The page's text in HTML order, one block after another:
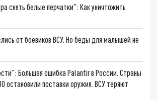
снять белые перчатки": Как уничтожить
от боевиков ВСУ. Но беды для малышей не
Большая ошибка Palantir в России. Страны
остановили поставки оружия. ВСУ теряют